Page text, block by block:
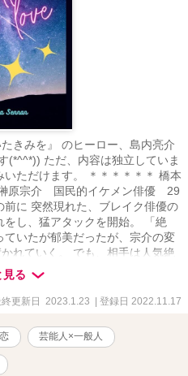
きみを』 のヒーロー、島内亮介
(*^^*)) ただ、内容は独立していま
ただけます。 ＊＊＊＊＊＊ 橋本
宗介 国民的イケメン俳優 29
に 突然現れた、ブレイク俳優の
し、猛アタックを開始。 「絶
いたが郁美だったが、宗介の変
れていく。 でも、相手は人気絶
を踏む郁美だったけれど…… ＊＊
たりの恋の行方、 どうぞお楽しみ
見る
終更新日 2023.1.23 | 登録日 2022.11.17
芸能人×一般人